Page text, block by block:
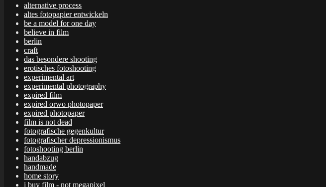
alternative process
altes fotopapier entwickeln
be a model for one day
believe in film
berlin
craft
das besondere shooting
erotisches fotoshooting
experimental art
experimental photography
expired film
expired orwo photopaper
expired photopaper
film is not dead
fotografische gegenkultur
fotografischer depressionismus
fotoshooting berlin
handabzug
handmade
home story
i buy film - not megapixel